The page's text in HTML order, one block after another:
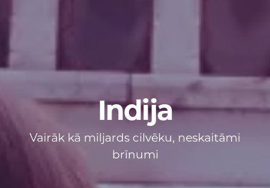
Indija
Vairāk kā miljards cilvēku, neskaitāmi
brīnumi